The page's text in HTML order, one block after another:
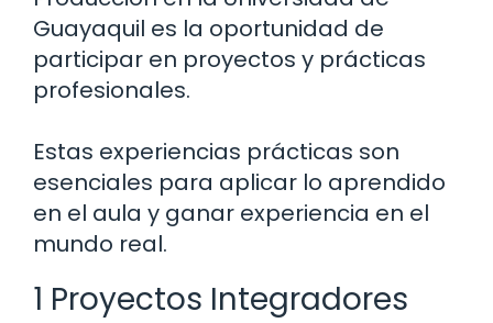
Guayaquil es la oportunidad de
participar en proyectos y prácticas
profesionales.
Estas experiencias prácticas son
esenciales para aplicar lo aprendido
en el aula y ganar experiencia en el
mundo real.
1 Proyectos Integradores